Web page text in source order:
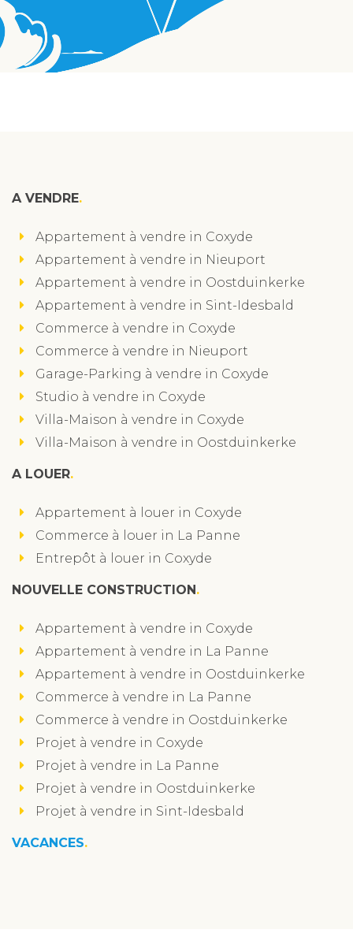
A VENDRE
Appartement à vendre in Coxyde
Appartement à vendre in Nieuport
Appartement à vendre in Oostduinkerke
Appartement à vendre in Sint-Idesbald
Commerce à vendre in Coxyde
Commerce à vendre in Nieuport
Garage-Parking à vendre in Coxyde
Studio à vendre in Coxyde
Villa-Maison à vendre in Coxyde
Villa-Maison à vendre in Oostduinkerke
A LOUER
Appartement à louer in Coxyde
Commerce à louer in La Panne
Entrepôt à louer in Coxyde
NOUVELLE CONSTRUCTION
Appartement à vendre in Coxyde
Appartement à vendre in La Panne
Appartement à vendre in Oostduinkerke
Commerce à vendre in La Panne
Commerce à vendre in Oostduinkerke
Projet à vendre in Coxyde
Projet à vendre in La Panne
Projet à vendre in Oostduinkerke
Projet à vendre in Sint-Idesbald
VACANCES